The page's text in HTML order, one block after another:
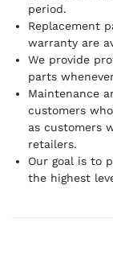
period.
Replacement
warranty are
We provide
parts
Maintenance
customers
as customers
retailers.
Our goal is to
the highest